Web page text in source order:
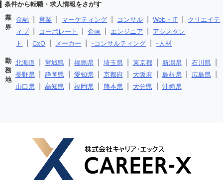
条件から転職・求人情報をさがす
業
界
金融 営業 マーケティング コンサル Web・IT
クリエイテ
ィブ
コーポレート 企画 エンジニア
アシスタン
ト
CxO メーカー -コンサルティング -人材
勤
務
地
北海道 宮城県 福島県 埼玉県 東京都 新潟県 石川県
長野県
静岡県 愛知県 京都府 大阪府 島根県 広島県
山口県
高知県 福岡県 熊本県 大分県 沖縄県